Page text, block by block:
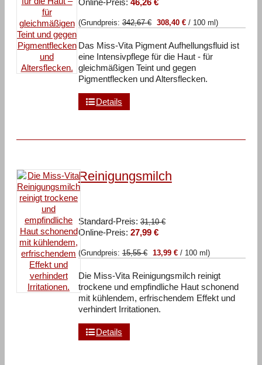
51,40 €
ist:
(Grundpreis:342,67€ 308,40 €/ 100 ml )
Das Miss-Vita Pigment Aufhellungsfluid ist
eine Intensivpflege für die Haut - für
gleichmäßigen Teint und gegen
Pigmentflecken und Altersflecken.
Details
Reinigungsmilch
Standard-Preis: 31,10€
31,10 €
Online-Preis: 27,99 €Aktueller
ist:
(Grundpreis:15,55€ 13,99 €/ 100 ml )
Die Miss-Vita Reinigungsmilch reinigt
trockene und empfindliche Haut schonend
mit kühlendem, erfrischendem Effekt und
verhindert Irritationen.
Details